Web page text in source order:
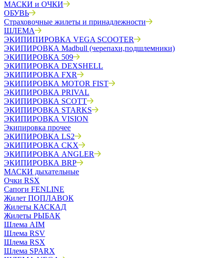
МАСКИ и ОЧКИ
ОБУВЬ
Страховочные жилеты и принадлежности
ШЛЕМА
ЭКИПИПИРОВКА VEGA SCOOTER
ЭКИПИРОВКА Madbull (черепахи,подшлемники)
ЭКИПИРОВКА 509
ЭКИПИРОВКА DEXSHELL
ЭКИПИРОВКА FXR
ЭКИПИРОВКА MOTOR FIST
ЭКИПИРОВКА PRIVAL
ЭКИПИРОВКА SCOTT
ЭКИПИРОВКА STARKS
ЭКИПИРОВКА VISION
Экипировка прочее
ЭКИПИРОВКА LS2
ЭКИПИРОВКА CKX
ЭКИПИРОВКА ANGLER
ЭКИПИРОВКА BRP
МАСКИ дыхательные
Очки RSX
Сапоги FENLINE
Жилет ПОПЛАВОК
Жилеты КАСКАД
Жилеты РЫБАК
Шлема AIM
Шлема RSV
Шлема RSX
Шлема SPARX